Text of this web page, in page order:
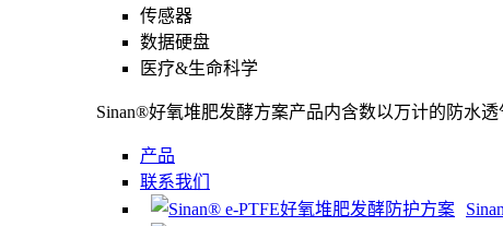
传感器
数据硬盘
医疗&生命科学
Sinan®好氧堆肥发酵方案产品内含数以万计的防水
产品
联系我们